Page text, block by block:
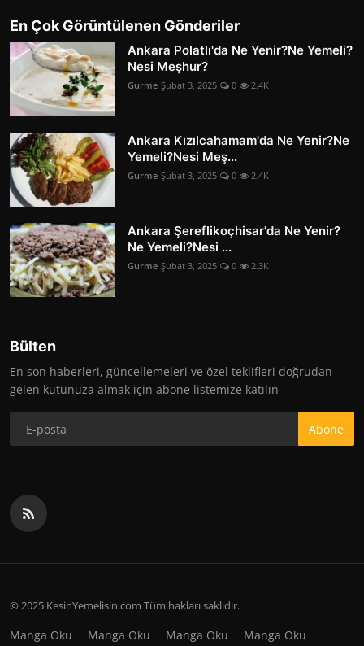
En Çok Görüntülenen Gönderiler
Ankara Polatlı'da Ne Yenir?Ne Yemeli?
Nesi Meşhur?
Gurme Şubat 3, 2025 0 2.4K
Ankara Kızılcahamam'da Ne Yenir?Ne
Yemeli?Nesi Meş...
Gurme Şubat 3, 2025 0 2.4K
Ankara Şereflikoçhisar'da Ne Yenir?
Ne Yemeli?Nesi ...
Gurme Şubat 3, 2025 0 2.3K
Bülten
En son haberleri, güncellemeleri ve özel teklifleri doğrudan
gelen kutunuza almak için abone listemize katılın
Abone
© 2025 KesinYemelisin.com Tüm hakları saklıdır.
Manga Oku Manga Oku Manga Oku Manga Oku